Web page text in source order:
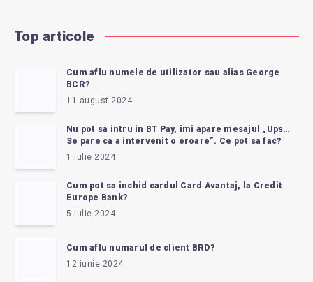
Top articole
Cum aflu numele de utilizator sau alias George
BCR?
11 august 2024
Nu pot sa intru in BT Pay, imi apare mesajul „Ups…
Se pare ca a intervenit o eroare”. Ce pot sa fac?
1 iulie 2024
Cum pot sa inchid cardul Card Avantaj, la Credit
Europe Bank?
5 iulie 2024
Cum aflu numarul de client BRD?
12 iunie 2024